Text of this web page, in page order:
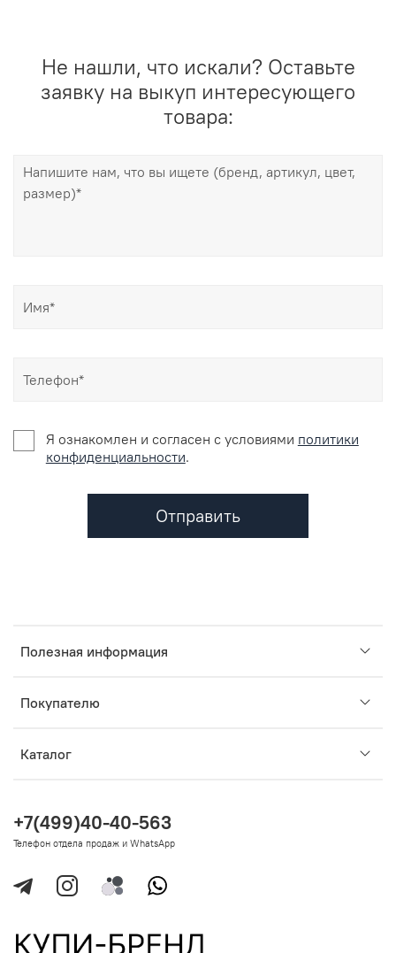
Не нашли, что искали? Оставьте
заявку на выкуп интересующего
товара:
Я ознакомлен и согласен c условиями политики
конфиденциальности.
Отправить
Полезная информация
Покупателю
Каталог
+7(499)40-40-563
Телефон отдела продаж и WhatsApp